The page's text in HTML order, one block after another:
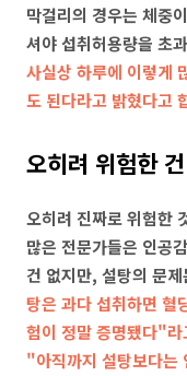
막걸리의 경우는 체중
셔야 섭취허용량을 초
사실상 하루에 이렇게
도 된다라고 밝혔다고
오히려 위험한
오히려 진짜로 위험한
많은 전문가들은 인공
건 없지만, 설탕의 문
탕은 과다 섭취하면 혈
험이 정말 증명됐다"라
"아직까지 설탕보다는